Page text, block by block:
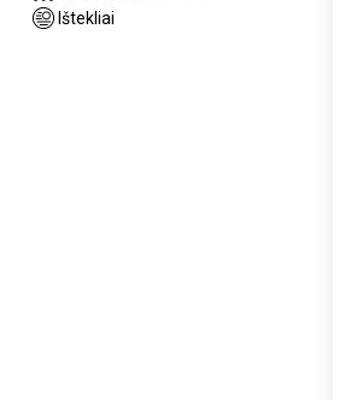
Ištekliai